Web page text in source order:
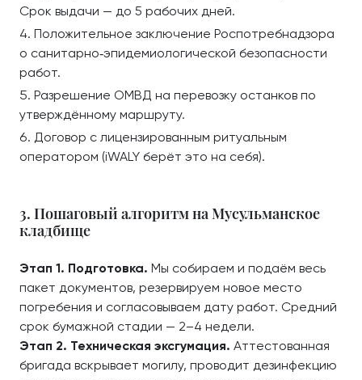
Срок выдачи — до 5 рабочих дней.
Положительное заключение Роспотребнадзора
о санитарно‑эпидемиологической безопасности
работ.
Разрешение ОМВД на перевозку останков по
утверждённому маршруту.
Договор с лицензированным ритуальным
оператором (iWALY берёт это на себя).
3. Пошаговый алгоритм на Мусульманское
кладбище
Этап 1. Подготовка. Мы собираем и подаём весь
пакет документов, резервируем новое место
погребения и согласовываем дату работ. Средний
срок бумажной стадии — 2–4 недели.
Этап 2. Техническая эксгумация. Аттестованная
бригада вскрывает могилу, проводит дезинфекцию